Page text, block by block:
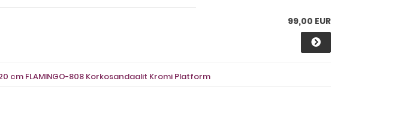
99,00 EUR
cm FLAMINGO-808 Korkosandaalit Kromi Platform